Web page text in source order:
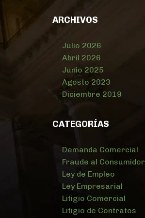
ARCHIVOS
Julio 2026
Abril 2026
Junio 2025
Agosto 2023
Diciembre 2019
CATEGORÍAS
Demanda Comercial
Fraude al Consumidor
Ley de Empleo
Ley Empresarial
Litigio Comercial
Litigio de Contratos